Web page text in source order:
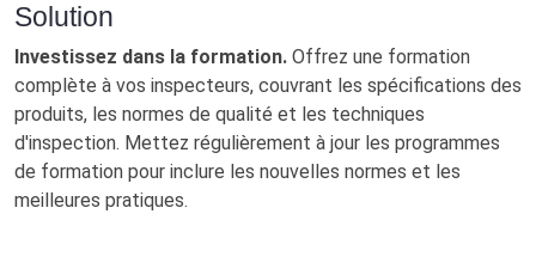
Solution
Investissez dans la formation. Offrez une formation
complète à vos inspecteurs, couvrant les spécifications des
produits, les normes de qualité et les techniques
d'inspection. Mettez régulièrement à jour les programmes
de formation pour inclure les nouvelles normes et les
meilleures pratiques.